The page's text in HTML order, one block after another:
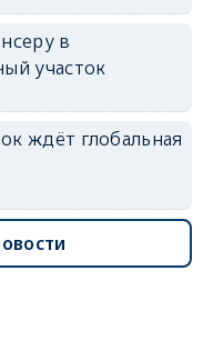
в
участок
ждёт глобальная